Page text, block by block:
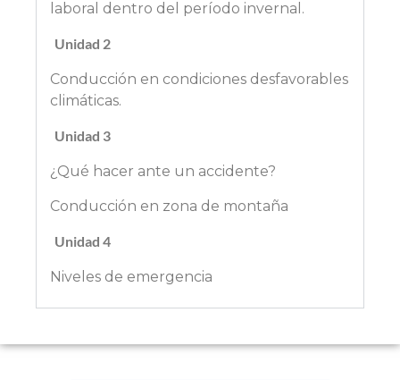
laboral dentro del período invernal.
Unidad 2
Conducción en condiciones desfavorables
climáticas.
Unidad 3
¿Qué hacer ante un accidente?
Conducción en zona de montaña
Unidad 4
Niveles de emergencia